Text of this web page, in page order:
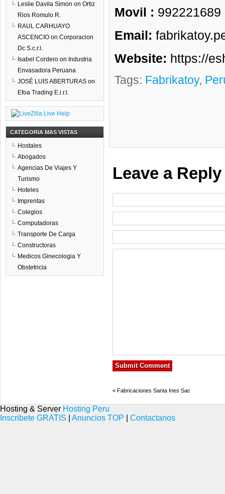
Movil : 992221689
Email:
Website: https://
Tags: Fabrikatoy,
Leave a Reply
«Fabricaciones Santa Ines Sac
Leslie Davila Simon on Ortiz
Rios Romulo R.
RAUL CARHUAYO
ASCENCIO on Corporacion
Dc S.c.r.l.
Isabel Cordero on Industria
Envasadora Peruana
JOSÉ LUIS ABERTURAS on
Efoa Trading E.i.r.l.
CATEGORIA MAS VISTAS
Hostales
Abogados
Agencias De Viajes Y
Turismo
Hoteles
Imprentas
Colegios
Computadoras
Transporte De Carga
Constructoras
Medicos Ginecologia Y
Obstetricia
Hosting & Server Hosting Peru
Inscribete GRATIS
Anuncios TOP Contactanos